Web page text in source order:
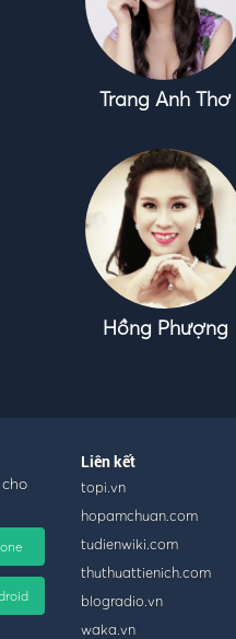
Trang Anh Thơ
Hồng Phượng
Liên kết
topi.vn
hopamchuan.com
tudienwiki.com
thuthuattienich.com
blogradio.vn
waka.vn